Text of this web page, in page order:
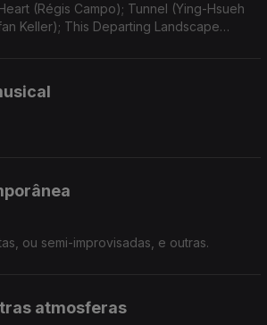
(Régis Campo); Tunnel (Ying-Hsueh
Keller); This Departing Landscape
ou semi-improvisadas, e outras.
atmosferas